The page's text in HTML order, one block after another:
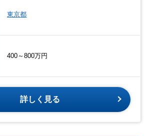
東京都
400～800万円
詳しく見る